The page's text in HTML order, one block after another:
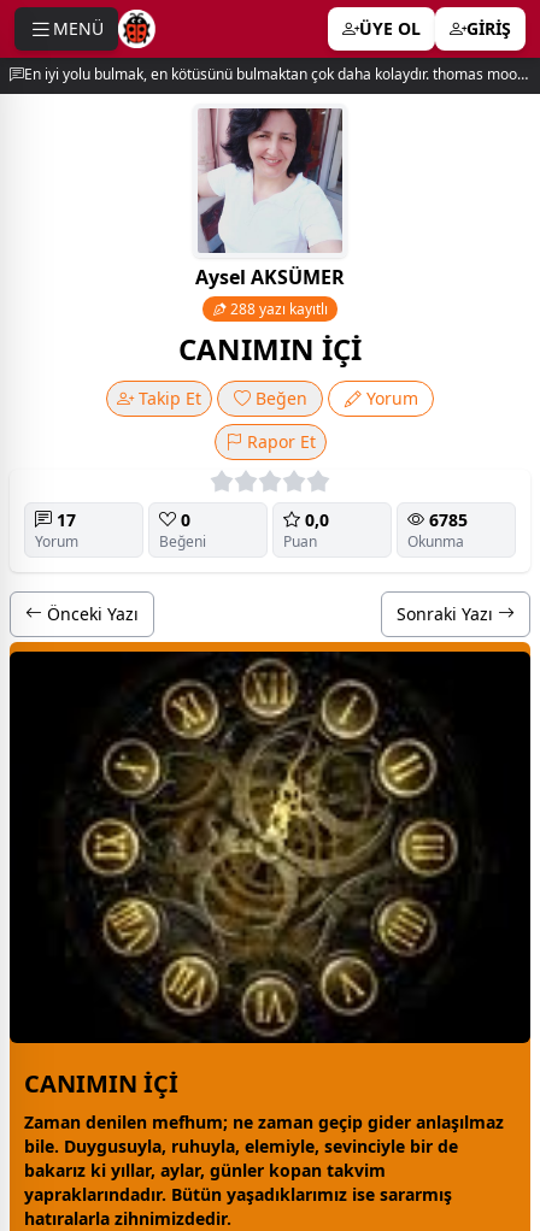
MENÜ ÜYE OL GİRİŞ
En iyi yolu bulmak, en kötüsünü bulmaktan çok daha kolaydır. thomas moore
Aysel AKSÜMER
288 yazı kayıtlı
CANIMIN İÇİ
Takip Et Beğen
Yorum
Rapor Et
17
Yorum
0
Beğeni
0,0
Puan
6785
Okunma
Önceki Yazı Sonraki Yazı
CANIMIN İÇİ
Zaman denilen mefhum; ne zaman geçip gider anlaşılmaz
bile. Duygusuyla, ruhuyla, elemiyle, sevinciyle bir de
bakarız ki yıllar, aylar, günler kopan takvim
yapraklarındadır. Bütün yaşadıklarımız ise sararmış
hatıralarla zihnimizdedir.
menu